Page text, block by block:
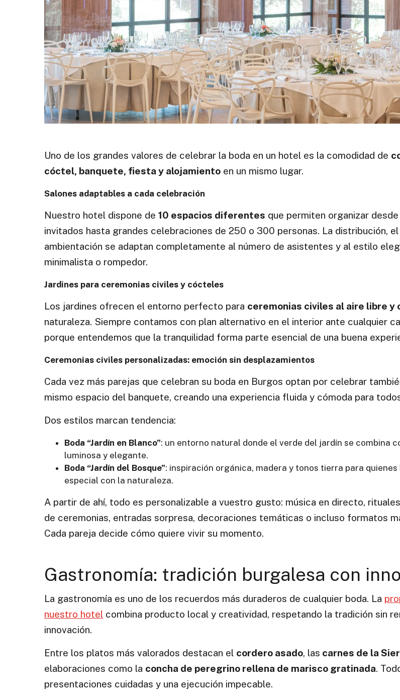
Uno de los grandes valores de celebrar la boda en un hotel es la comodidad de
cóctel, banquete, fiesta y alojamiento en un mismo lugar.
Salones adaptables a cada celebración
Nuestro hotel dispone de10 espacios diferentes que permiten organizar
invitados hasta grandes celebraciones de 250 o 300 personas. La distribución,
ambientación se adaptan completamente al número de asistentes y al estilo
minimalista o rompedor.
Jardines para ceremonias civiles y cócteles
Los jardines ofrecen el entorno perfecto para ceremonias civiles al aire libre y
naturaleza. Siempre contamos con plan alternativo en el interior ante cualquier
porque entendemos que la tranquilidad forma parte esencial de una buena
Ceremonias civiles personalizadas: emoción sin desplazamientos
Cada vez más parejas que celebran su boda en Burgos optan por celebrar
mismo espacio del banquete, creando una experiencia fluida y cómoda para
Dos estilos marcan tendencia:
Boda “Jardín en Blanco”: un entorno natural donde el verde del jardín se combina
luminosa y elegante.
Boda “Jardín del Bosque”: inspiración orgánica, madera y tonos tierra para
especial con la naturaleza.
A partir de ahí, todo es personalizable a vuestro gusto: música en directo,
de ceremonias, entradas sorpresa, decoraciones temáticas o incluso formatos
Cada pareja decide cómo quiere vivir su momento.
Gastronomía: tradición burgalesa con
La gastronomía es uno de los recuerdos más duraderos de cualquier boda. La
nuestro hotel combina producto local y creatividad, respetando la tradición sin
innovación.
Entre los platos más valorados destacan el cordero asado, las carnes de la
elaboraciones como la concha de peregrino rellena de marisco gratinada.
presentaciones cuidadas y una ejecución impecable.